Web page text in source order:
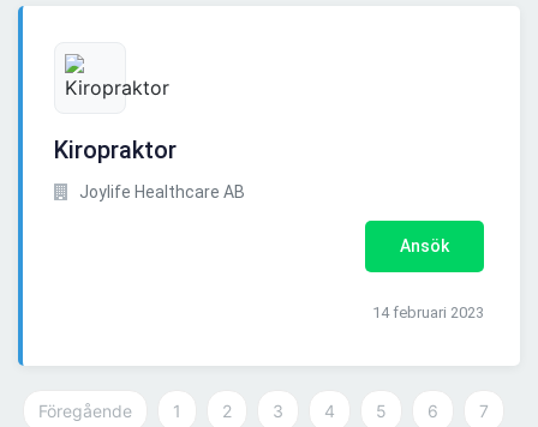
Kiropraktor
Joylife Healthcare AB
Ansök
14 februari 2023
Föregående 1 2 3 4 5 6 7